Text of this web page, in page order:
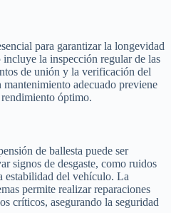
para garantizar la longevidad
incluye la inspección regular de las
de unión y la verificación del
adecuado previene
óptimo.
de ballesta puede ser
signos de desgaste, como ruidos
estabilidad del vehículo. La
permite realizar reparaciones
críticos, asegurando la seguridad